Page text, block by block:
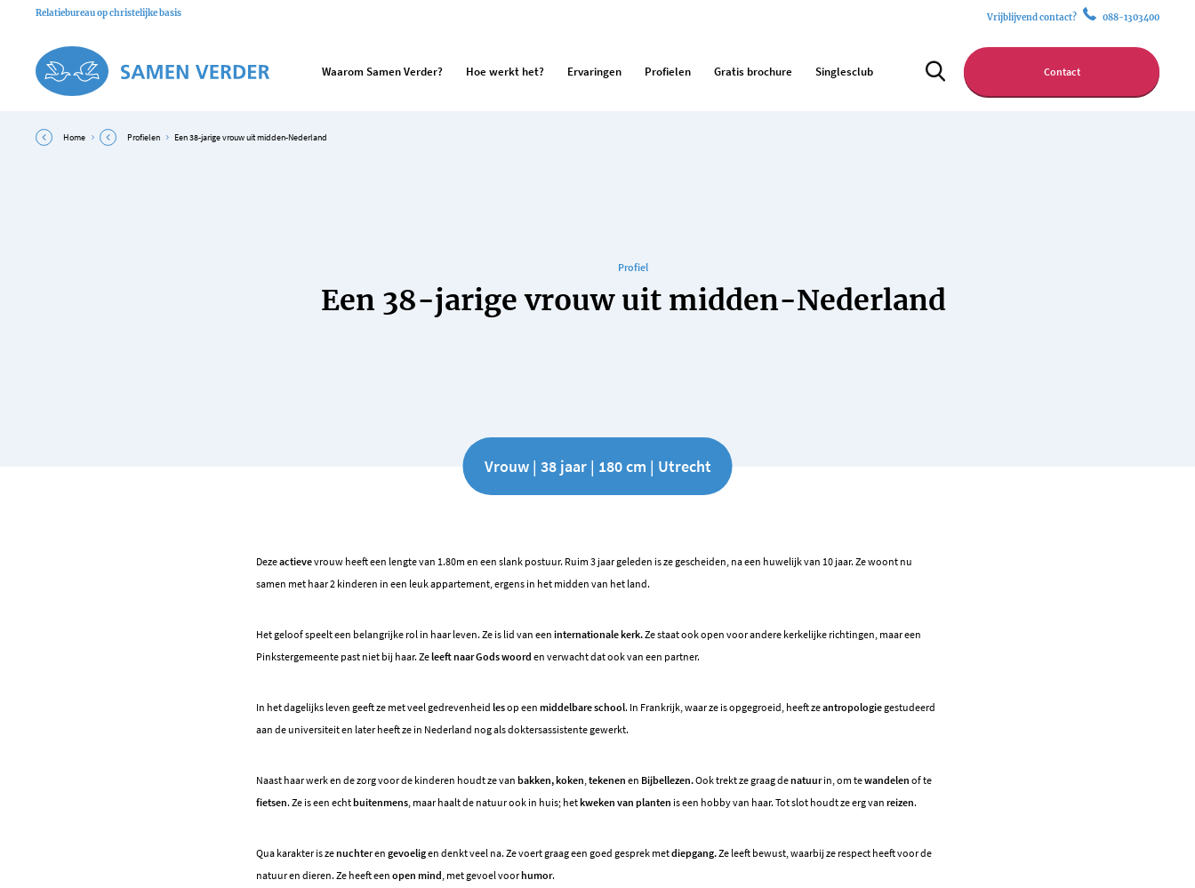
Relatiebureau op christelijke basis Vrijblijvend contact? 088-1303400
Waarom Samen Verder? Hoe werkt het? Ervaringen Profielen Gratis brochure Singlesclub Contact
Home Profielen Een 38-jarige vrouw uit midden-Nederland
Profiel
Een 38-jarige vrouw uit midden-Nederland
Vrouw | 38 jaar | 180 cm | Utrecht
Dezeactievevrouw heeft een lengte van 1.80m en een slank postuur. Ruim 3 jaar geleden is ze gescheiden, na een huwelijk van 10 jaar. Ze woont nu
samen met haar 2 kinderen in een leuk appartement, ergens in het midden van het land.
Het geloof speelt een belangrijke rol in haar leven. Ze is lid van een internationale kerk.Ze staat ook open voor andere kerkelijke richtingen, maar een
Pinkstergemeente past niet bij haar. Zeleeft naar Gods woord en verwacht dat ook van een partner.
In het dagelijks leven geeft ze met veel gedrevenheid lesop een middelbare school. In Frankrijk, waar ze is opgegroeid, heeft zeantropologiegestudeerd
aan de universiteit en later heeft ze in Nederland nog als doktersassistente gewerkt.
Naast haar werk en de zorg voor de kinderen houdt ze van bakken, koken,tekenen en Bijbellezen.Ook trekt ze graag denatuurin, om tewandelen of te
fietsen. Ze is een echtbuitenmens, maar haalt de natuur ook in huis; hetkweken van planten is een hobby van haar. Tot slot houdt ze erg van reizen.
Qua karakter is zenuchter en gevoeligen denkt veel na. Ze voert graag een goed gesprek metdiepgang.Ze leeft bewust, waarbij ze respect heeft voor de
natuur en dieren. Ze heeft een open mind, met gevoel voorhumor.